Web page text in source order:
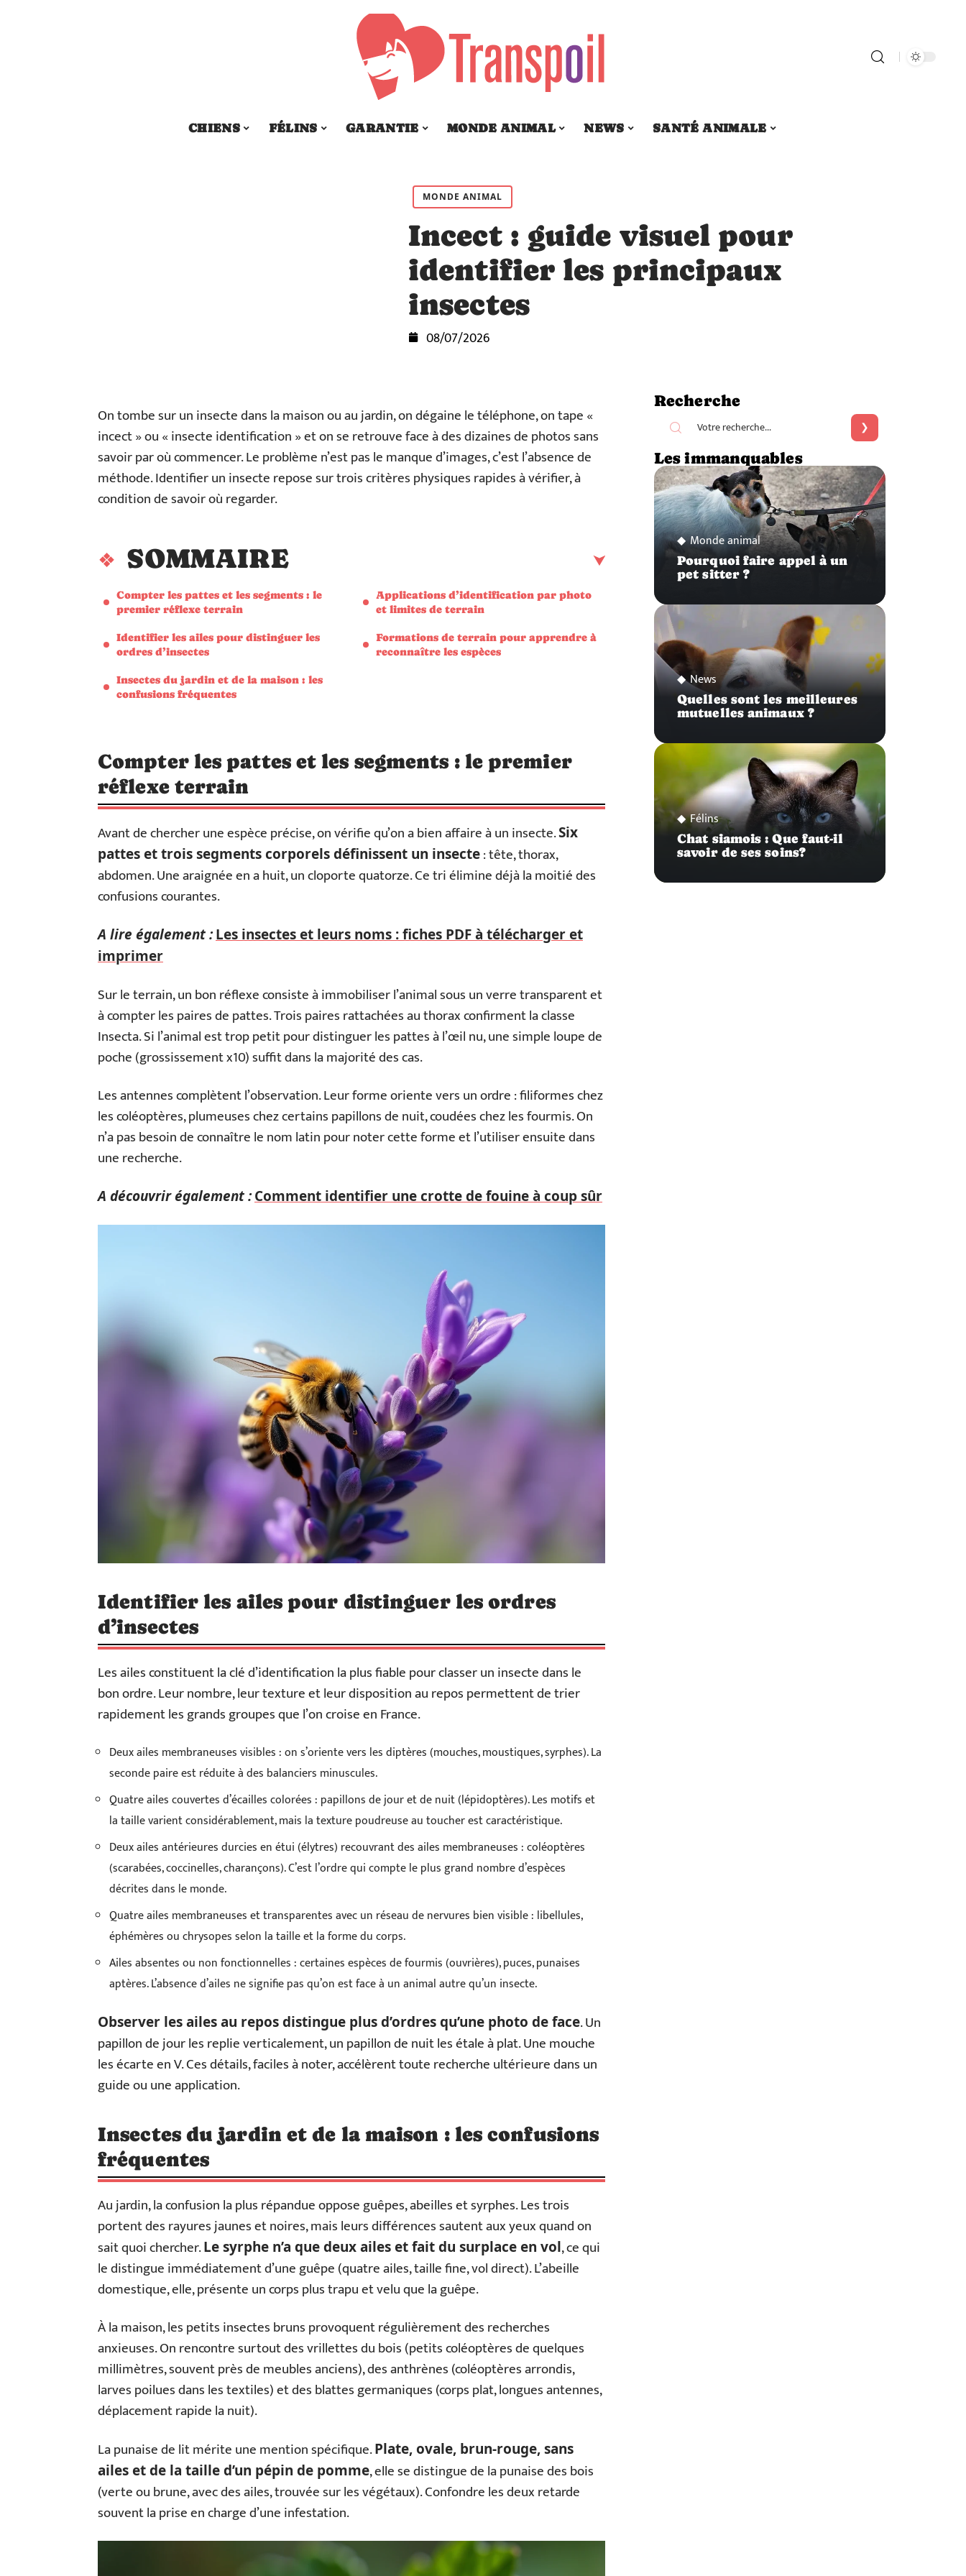
CHIENS FÉLINS GARANTIE MONDE ANIMAL NEWS SANTÉ ANIMALE
MONDE ANIMAL
Incect : guide visuel pour
identifier les principaux
insectes
08/07/2026
On tombe sur un insecte dans la maison ou au jardin, on dégaine le téléphone, on tape «
incect » ou « insecte identification » et on se retrouve face à des dizaines de photos sans
savoir par où commencer. Le problème n’est pas le manque d’images, c’est l’absence de
méthode. Identifier un insecte repose sur trois critères physiques rapides à vérifier, à
condition de savoir où regarder.
SOMMAIRE
Compter les pattes et les segments : le
premier réflexe terrain
Identifier les ailes pour distinguer les
ordres d’insectes
Insectes du jardin et de la maison : les
confusions fréquentes
Applications d’identification par photo
et limites de terrain
Formations de terrain pour apprendre à
reconnaître les espèces
Compter les pattes et les segments : le premier
réflexe terrain
Avant de chercher une espèce précise, on vérifie qu’on a bien affaire à un insecte.Six
pattes et trois segments corporels définissent un insecte: tête, thorax,
abdomen. Une araignée en a huit, un cloporte quatorze. Ce tri élimine déjà la moitié des
confusions courantes.
A lire également :Les insectes et leurs noms : fiches PDF à télécharger et
imprimer
Sur le terrain, un bon réflexe consiste à immobiliser l’animal sous un verre transparent et
à compter les paires de pattes. Trois paires rattachées au thorax confirment la classe
Insecta. Si l’animal est trop petit pour distinguer les pattes à l’œil nu, une simple loupe de
poche (grossissement x10) suffit dans la majorité des cas.
Les antennes complètent l’observation. Leur forme oriente vers un ordre : filiformes chez
les coléoptères, plumeuses chez certains papillons de nuit, coudées chez les fourmis. On
n’a pas besoin de connaître le nom latin pour noter cette forme et l’utiliser ensuite dans
une recherche.
A découvrir également :Comment identifier une crotte de fouine à coup sûr
Identifier les ailes pour distinguer les ordres
d’insectes
Les ailes constituent la clé d’identification la plus fiable pour classer un insecte dans le
bon ordre. Leur nombre, leur texture et leur disposition au repos permettent de trier
rapidement les grands groupes que l’on croise en France.
Deux ailes membraneuses visibles : on s’oriente vers les diptères (mouches, moustiques, syrphes). La
seconde paire est réduite à des balanciers minuscules.
Quatre ailes couvertes d’écailles colorées : papillons de jour et de nuit (lépidoptères). Les motifs et
la taille varient considérablement, mais la texture poudreuse au toucher est caractéristique.
Deux ailes antérieures durcies en étui (élytres) recouvrant des ailes membraneuses : coléoptères
(scarabées, coccinelles, charançons). C’est l’ordre qui compte le plus grand nombre d’espèces
décrites dans le monde.
Quatre ailes membraneuses et transparentes avec un réseau de nervures bien visible : libellules,
éphémères ou chrysopes selon la taille et la forme du corps.
Ailes absentes ou non fonctionnelles : certaines espèces de fourmis (ouvrières), puces, punaises
aptères. L’absence d’ailes ne signifie pas qu’on est face à un animal autre qu’un insecte.
Observer les ailes au repos distingue plus d’ordres qu’une photo de face. Un
papillon de jour les replie verticalement, un papillon de nuit les étale à plat. Une mouche
les écarte en V. Ces détails, faciles à noter, accélèrent toute recherche ultérieure dans un
guide ou une application.
Insectes du jardin et de la maison : les confusions
fréquentes
Au jardin, la confusion la plus répandue oppose guêpes, abeilles et syrphes. Les trois
portent des rayures jaunes et noires, mais leurs différences sautent aux yeux quand on
sait quoi chercher.Le syrphe n’a que deux ailes et fait du surplace en vol, ce qui
le distingue immédiatement d’une guêpe (quatre ailes, taille fine, vol direct). L’abeille
domestique, elle, présente un corps plus trapu et velu que la guêpe.
À la maison, les petits insectes bruns provoquent régulièrement des recherches
anxieuses. On rencontre surtout des vrillettes du bois (petits coléoptères de quelques
millimètres, souvent près de meubles anciens), des anthrènes (coléoptères arrondis,
larves poilues dans les textiles) et des blattes germaniques (corps plat, longues antennes,
déplacement rapide la nuit).
La punaise de lit mérite une mention spécifique.Plate, ovale, brun-rouge, sans
ailes et de la taille d’un pépin de pomme, elle se distingue de la punaise des bois
(verte ou brune, avec des ailes, trouvée sur les végétaux). Confondre les deux retarde
souvent la prise en charge d’une infestation.
Recherche
Les immanquables
Monde animal
Pourquoi faire appel à un
pet sitter ?
News
Quelles sont les meilleures
mutuelles animaux ?
Félins
Chat siamois : Que faut-il
savoir de ses soins?